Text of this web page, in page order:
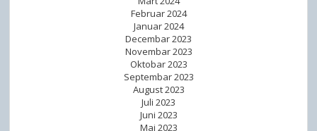
a
Februar 2024
Januar 2024
Decembar 2023
Novembar 2023
Oktobar 2023
Septembar 2023
August 2023
Juli 2023
Juni 2023
Maj 2023